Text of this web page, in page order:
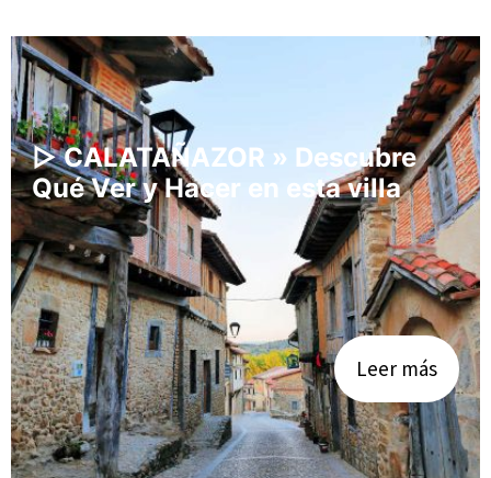
▷ CALATAÑAZOR » Descubre
Qué Ver y Hacer en esta villa
Leer más